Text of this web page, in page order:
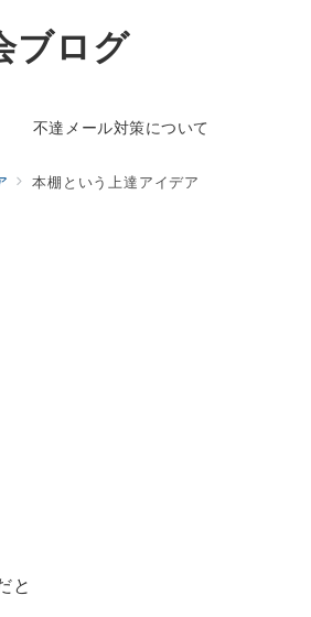
ブログ
不達メール対策について
本棚という上達アイデア
と